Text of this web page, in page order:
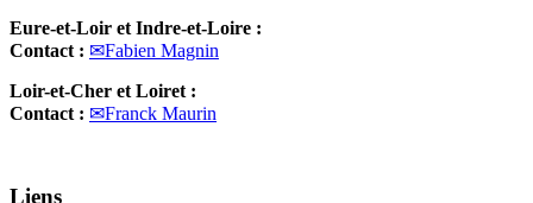
Eure-et-Loir et Indre-et-Loire :
Contact : ✉Fabien Magnin
Loir-et-Cher et Loiret :
Contact : ✉Franck Maurin
Liens